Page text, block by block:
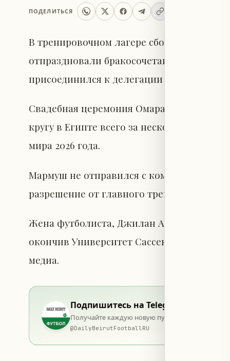
ПОДЕЛИТЬСЯ
В тренировочном лагере сборной Египта
отпраздновали бракосочетание звезды
присоединился к делегации «фараонов»
Свадебная церемония Омара Мармуша и
кругу в Египте всего за несколько дней
мира 2026 года.
Мармуш не отправился с командой в
разрешение от главного тренера Хуссама
Жена футболиста, Джилан Аль-Джаббас,
окончив Университет Сассекса со
медиа.
Подпишитесь на Telegram
Получайте каждую новую публикацию в момент
@DailyBeirutFootballRU